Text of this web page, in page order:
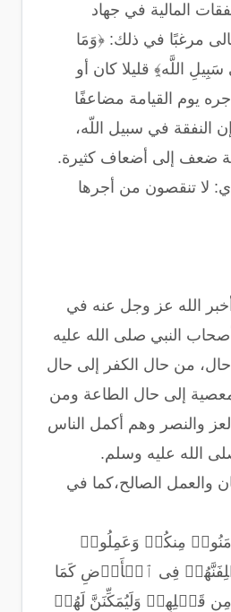
المالية في جهاد
مرغبًا في ذلك‏:‏ ‏﴿‏وَمَا
اللَّه‏﴾‏ِ قليلا كان أو
يوم القيامة مضاعفًا
النفقة في سبيل اللّه،
ضعف إلى أضعاف كثيرة‏.‏‏
لا تنقصون من أجرها
الله عز وجل عنه في
أصحاب النبي صلى الله عليه
من حال الكفر إلى حال
إلى حال الطاعة ومن
والنصر وهم أكمل الناس
الله عليه وسلم.
والعمل الصالح،كما في
مِنكُمۡ وَعَمِلُوا۟
فِی ٱلۡأَرۡضِ كَمَا
قَبۡلِهِمۡ وَلَیُمَكِّنَنَّ لَهُمۡ